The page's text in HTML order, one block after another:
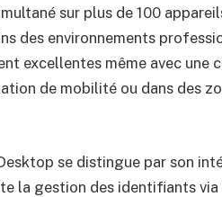
sur plus de 100
des environnements
excellentes même avec une
de mobilité ou dans des
se distingue par son
la gestion des identifiants